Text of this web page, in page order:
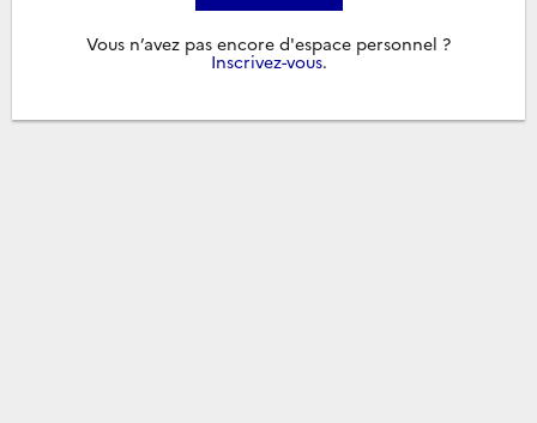
Vous n’avez pas encore d'espace personnel ?
Inscrivez-vous.